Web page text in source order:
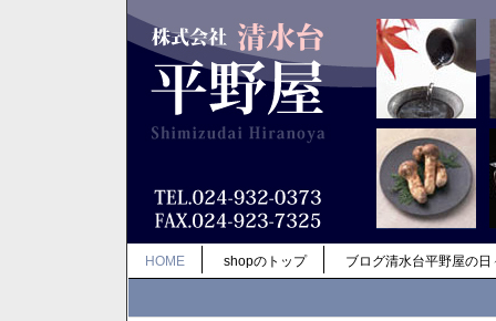
HOME shopのトップ ブログ清水台平野屋の日